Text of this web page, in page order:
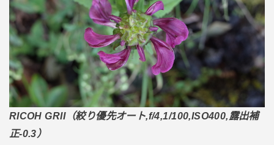
RICOH GRII（絞り優先オート,f/4,1/100,ISO400,露出補
正-0.3）